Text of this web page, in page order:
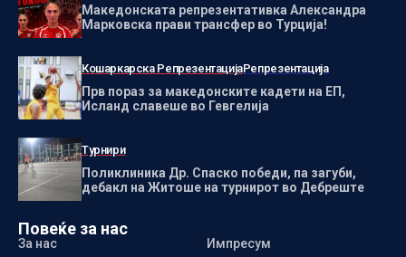
Македонската репрезентативка Александра
Марковска прави трансфер во Турција!
Кошаркарска РепрезентацијаРепрезентација
Прв пораз за македонските кадети на ЕП,
Исланд славеше во Гевгелија
Турнири
Поликлиника Др. Спаско победи, па загуби,
дебакл на Житоше на турнирот во Дебреште
Повеќе за нас
За нас Импресум